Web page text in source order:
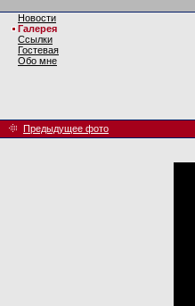
Новости
Галерея
Ссылки
Гостевая
Обо мне
Предыдущее фото